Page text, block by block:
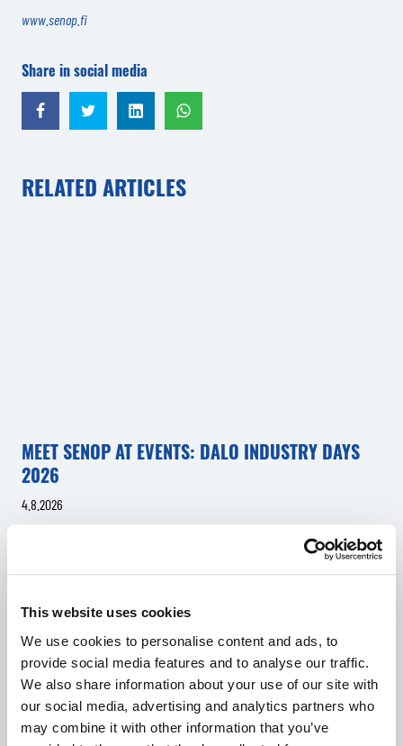
This website uses cookies
We use cookies to personalise content and ads, to
provide social media features and to analyse our traffic.
We also share information about your use of our site with
our social media, advertising and analytics partners who
may combine it with other information that you’ve
www.senop.fi
Share in social media
Share in Facebook Share in Twitter Share in LinkedIn
RELATED ARTICLES
MEET SENOP AT EVENTS: DALO INDUSTRY DAYS
2026
4.8.2026